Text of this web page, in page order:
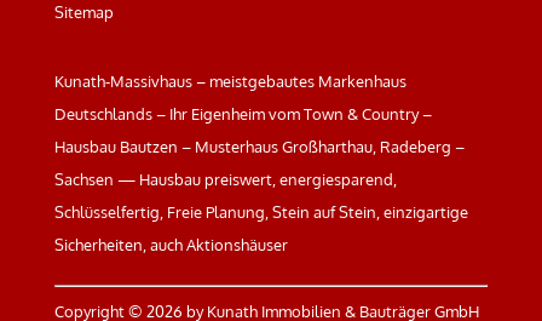
Sitemap
Kunath-Massivhaus – meistgebautes Markenhaus
Deutschlands – Ihr Eigenheim vom Town & Country –
Hausbau Bautzen – Musterhaus Großharthau, Radeberg –
Sachsen — Hausbau preiswert, energiesparend,
Schlüsselfertig, Freie Planung, Stein auf Stein, einzigartige
Sicherheiten, auch Aktionshäuser
Copyright © 2026 by Kunath Immobilien & Bauträger GmbH